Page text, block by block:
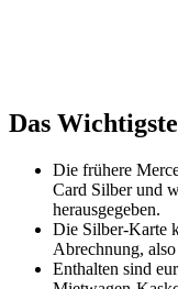
Das
Die frühere
Card Silber und
herausgegeben.
Die Silber-Karte
Abrechnung,
Enthalten sind